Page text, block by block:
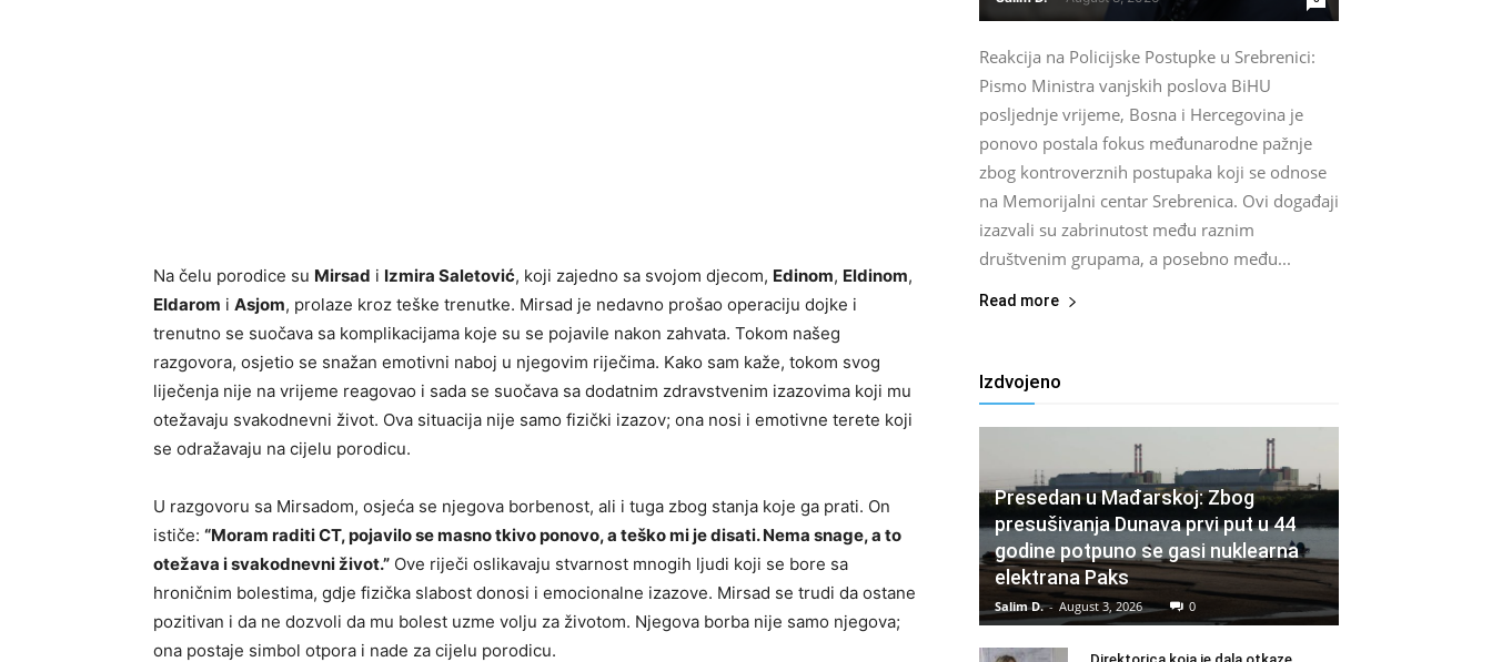
Na čelu porodice su Mirsad i Izmira Saletović, koji zajedno sa svojom djecom, Edinom, Eldinom,
Eldarom i Asjom, prolaze kroz teške trenutke. Mirsad je nedavno prošao operaciju dojke i
trenutno se suočava sa komplikacijama koje su se pojavile nakon zahvata. Tokom našeg
razgovora, osjetio se snažan emotivni naboj u njegovim riječima. Kako sam kaže, tokom svog
liječenja nije na vrijeme reagovao i sada se suočava sa dodatnim zdravstvenim izazovima koji mu
otežavaju svakodnevni život. Ova situacija nije samo fizički izazov; ona nosi i emotivne terete koji
se odražavaju na cijelu porodicu.
U razgovoru sa Mirsadom, osjeća se njegova borbenost, ali i tuga zbog stanja koje ga prati. On
ističe: “Moram raditi CT, pojavilo se masno tkivo ponovo, a teško mi je disati. Nema snage, a to
otežava i svakodnevni život.” Ove riječi oslikavaju stvarnost mnogih ljudi koji se bore sa
hroničnim bolestima, gdje fizička slabost donosi i emocionalne izazove. Mirsad se trudi da ostane
pozitivan i da ne dozvoli da mu bolest uzme volju za životom. Njegova borba nije samo njegova;
ona postaje simbol otpora i nade za cijelu porodicu.
Reakcija na Policijske Postupke u Srebrenici:
Pismo Ministra vanjskih poslova BiHU
posljednje vrijeme, Bosna i Hercegovina je
ponovo postala fokus međunarodne pažnje
zbog kontroverznih postupaka koji se odnose
na Memorijalni centar Srebrenica. Ovi događaji
izazvali su zabrinutost među raznim
društvenim grupama, a posebno među...
Read more
Izdvojeno
Presedan u Mađarskoj: Zbog
presušivanja Dunava prvi put u 44
godine potpuno se gasi nuklearna
elektrana Paks
Salim D. - August 3, 2026 0